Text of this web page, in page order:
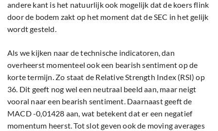
andere kant is het natuurlijk ook mogelijk dat de koers flink
door de bodem zakt op het moment dat de SEC in het gelijk
wordt gesteld.
Als we kijken naar de technische indicatoren, dan
overheerst momenteel ook een bearish sentiment op de
korte termijn. Zo staat de Relative Strength Index (RSI) op
36. Dit geeft nog wel een neutraal beeld aan, maar neigt
vooral naar een bearish sentiment. Daarnaast geeft de
MACD -0,01428 aan, wat betekent dat er een negatief
momentum heerst. Tot slot geven ook de moving averages